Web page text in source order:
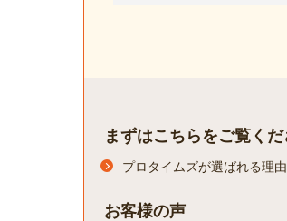
まずはこちらをご覧く
プロタイムズが選ばれる理由
お客様の声